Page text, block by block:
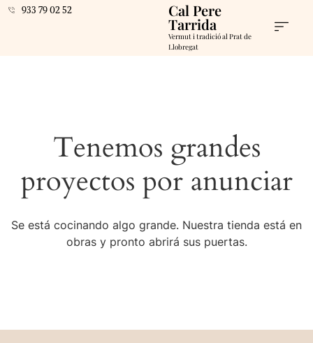
933 79 02 52 Cal Pere
Tarrida
Vermut i tradició al Prat de
Llobregat
Tenemos grandes
proyectos por anunciar
Se está cocinando algo grande. Nuestra tienda está en
obras y pronto abrirá sus puertas.